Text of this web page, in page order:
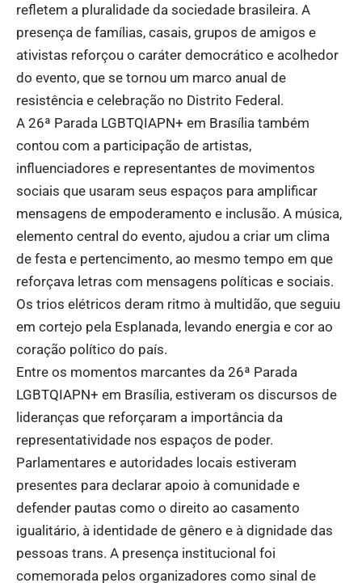
refletem a pluralidade da sociedade brasileira. A
presença de famílias, casais, grupos de amigos e
ativistas reforçou o caráter democrático e acolhedor
do evento, que se tornou um marco anual de
resistência e celebração no Distrito Federal.
A 26ª Parada LGBTQIAPN+ em Brasília também
contou com a participação de artistas,
influenciadores e representantes de movimentos
sociais que usaram seus espaços para amplificar
mensagens de empoderamento e inclusão. A música,
elemento central do evento, ajudou a criar um clima
de festa e pertencimento, ao mesmo tempo em que
reforçava letras com mensagens políticas e sociais.
Os trios elétricos deram ritmo à multidão, que seguiu
em cortejo pela Esplanada, levando energia e cor ao
coração político do país.
Entre os momentos marcantes da 26ª Parada
LGBTQIAPN+ em Brasília, estiveram os discursos de
lideranças que reforçaram a importância da
representatividade nos espaços de poder.
Parlamentares e autoridades locais estiveram
presentes para declarar apoio à comunidade e
defender pautas como o direito ao casamento
igualitário, à identidade de gênero e à dignidade das
pessoas trans. A presença institucional foi
comemorada pelos organizadores como sinal de